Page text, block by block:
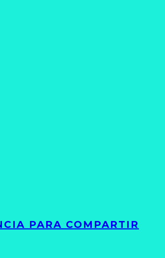
PARA COMPARTIR